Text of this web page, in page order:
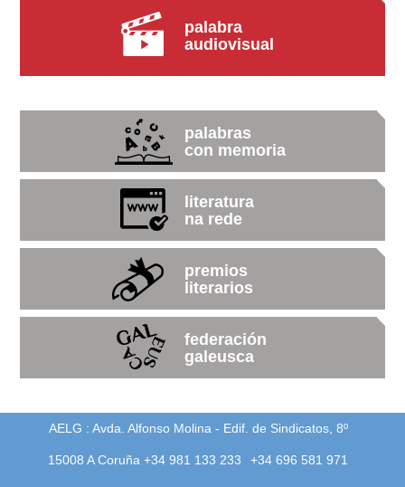
palabra
audiovisual
palabras
con memoria
literatura
na rede
premios
literarios
federación
galeusca
AELG : Avda. Alfonso Molina - Edif. de Sindicatos, 8º
15008 A Coruña +34 981 133 233 +34 696 581 971